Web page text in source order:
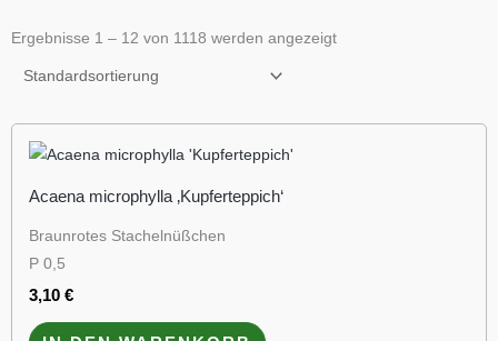
Ergebnisse 1 – 12 von 1118 werden angezeigt
Acaena microphylla ‚Kupferteppich‘
Braunrotes Stachelnüßchen
P 0,5
3,10 €